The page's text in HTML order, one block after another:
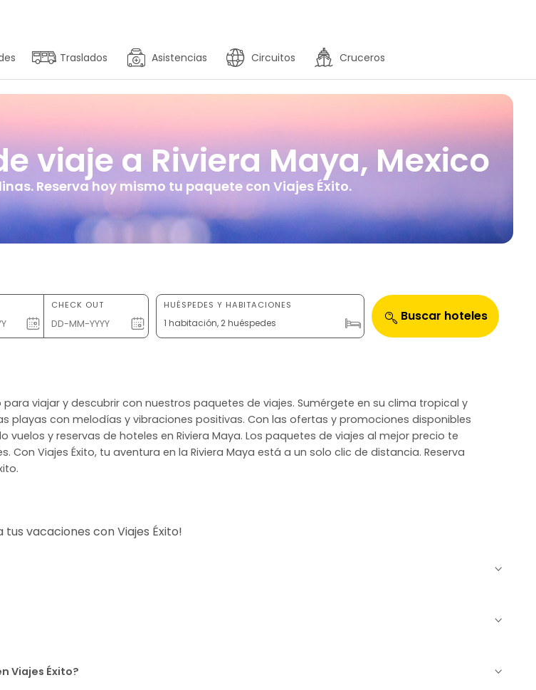
Traslados Asistencias Circuitos Cruceros
viaje a Riviera Maya, Mexico
Reserva hoy mismo tu paquete con Viajes Éxito.
CHECK OUT HUÉSPEDES Y HABITACIONES
1 habitación, 2 huéspedes Buscar hoteles
viajar y descubrir con nuestros paquetes de viajes. Sumérgete en su clima tropical y
playas con melodías y vibraciones positivas. Con las ofertas y promociones disponibles
y reservas de hoteles en Riviera Maya. Los paquetes de viajes al mejor precio te
Viajes Éxito, tu aventura en la Riviera Maya está a un solo clic de distancia. Reserva
vacaciones con Viajes Éxito!
Viajes Éxito?